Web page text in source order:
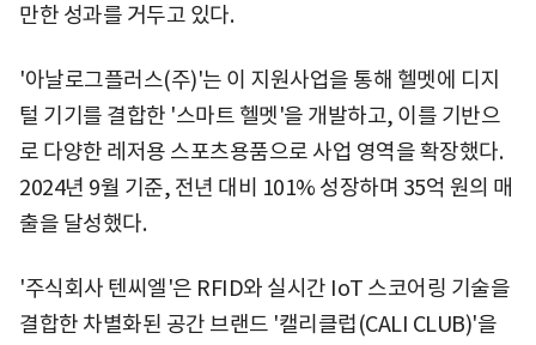
만한 성과를 거두고 있다.
'아날로그플러스(주)'는 이 지원사업을 통해 헬멧에 디지
털 기기를 결합한 '스마트 헬멧'을 개발하고, 이를 기반으
로 다양한 레저용 스포츠용품으로 사업 영역을 확장했다.
2024년 9월 기준, 전년 대비 101% 성장하며 35억 원의 매
출을 달성했다.
'주식회사 텐씨엘'은 RFID와 실시간 IoT 스코어링 기술을
결합한 차별화된 공간 브랜드 '캘리클럽(CALI CLUB)'을